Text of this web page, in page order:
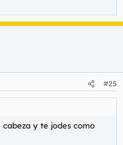
#25
y te jodes como